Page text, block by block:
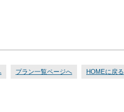
プラン一覧ページへ HOMEに戻る